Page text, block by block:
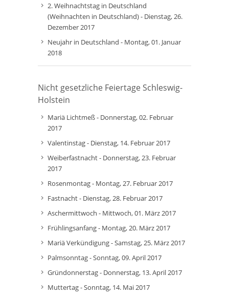
2. Weihnachtstag in Deutschland
(Weihnachten in Deutschland) - Dienstag, 26.
Dezember 2017
Neujahr in Deutschland - Montag, 01. Januar
2018
Nicht gesetzliche Feiertage Schleswig-
Holstein
Mariä Lichtmeß - Donnerstag, 02. Februar
2017
Valentinstag - Dienstag, 14. Februar 2017
Weiberfastnacht - Donnerstag, 23. Februar
2017
Rosenmontag - Montag, 27. Februar 2017
Fastnacht - Dienstag, 28. Februar 2017
Aschermittwoch - Mittwoch, 01. März 2017
Frühlingsanfang - Montag, 20. März 2017
Mariä Verkündigung - Samstag, 25. März 2017
Palmsonntag - Sonntag, 09. April 2017
Gründonnerstag - Donnerstag, 13. April 2017
Muttertag - Sonntag, 14. Mai 2017